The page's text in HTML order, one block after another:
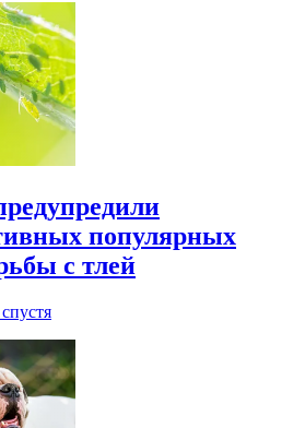
популярных
с тлей